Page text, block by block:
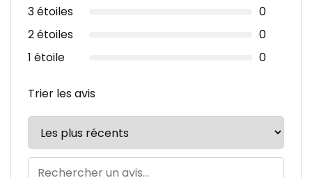
3 étoiles
0
2 étoiles
0
1 étoile
0
Trier les avis